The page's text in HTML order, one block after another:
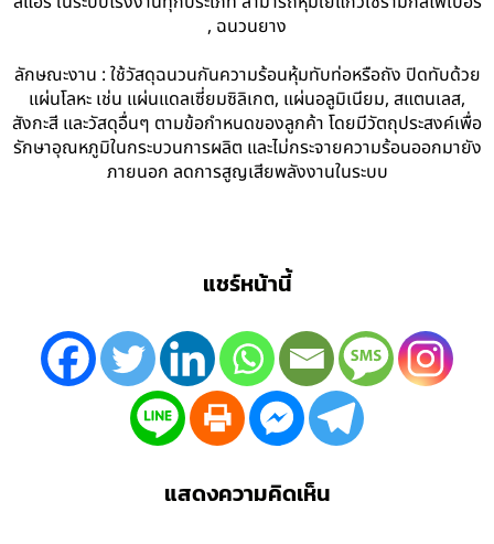
, ฉนวนยาง
ลักษณะงาน : ใช้วัสดุฉนวนกันความร้อนหุ้มทับท่อหรือถัง ปิดทับด้วย
แผ่นโลหะ เช่น แผ่นแดลเซี่ยมซิลิเกต, แผ่นอลูมิเนียม, สแตนเลส,
สังกะสี และวัสดุอื่นๆ ตามข้อกำหนดของลูกค้า โดยมีวัตถุประสงค์เพื่อ
รักษาอุณหภูมิในกระบวนการผลิต และไม่กระจายความร้อนออกมายัง
ภายนอก ลดการสูญเสียพลังงานในระบบ
แชร์หน้านี้
แสดงความคิดเห็น